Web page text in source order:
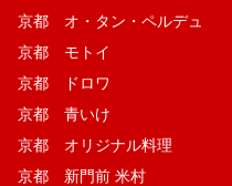
京都 オ・タン・ペルデュ
京都 モトイ
京都 ドロワ
京都 青いけ
京都 オリジナル料理
京都 新門前 米村